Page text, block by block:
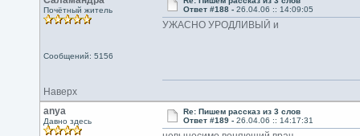
Почётный житель
Сообщений: 5156
Ответ #188 - 26.04.06 :: 14:09:05
УЖАСНО УРОДЛИВЫЙ и
Наверх
anya
Давно здесь
Re: Пишем рассказ из 3 слов
Ответ #189 - 26.04.06 :: 14:17:31